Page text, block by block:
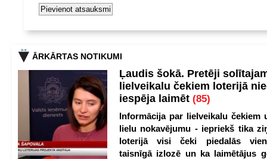
ĀRKĀRTAS NOTIKUMI
Ļaudis šokā. Pretēji
lielveikalu čekiem loterijā
iespēja laimēt (85)
Informācija par lielveikalu čekiem
lielu nokavējumu - iepriekš tika
loterijā visi čeki piedalās
taisnīgā izlozē un ka laimētājus